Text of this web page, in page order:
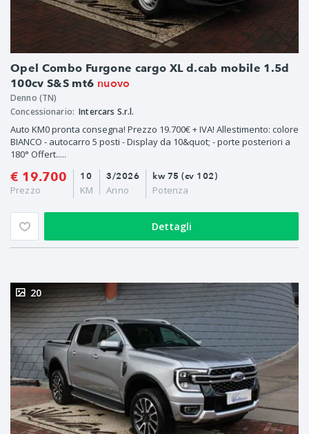
Opel Combo Furgone cargo XL d.cab mobile 1.5d
100cv S&S mt6 nuovo
Denno (TN)
Concessionario: Intercars S.r.l.
Auto KM0 pronta consegna! Prezzo 19.700€ + IVA! Allestimento: colore
BIANCO - autocarro 5 posti - Display da 10&quot; - porte posteriori a
180° Offert.....
€ 19.700
Prezzo
3/2026
Anno
10
KM
kw 75 (cv 102)
Potenza
Dettagli
20